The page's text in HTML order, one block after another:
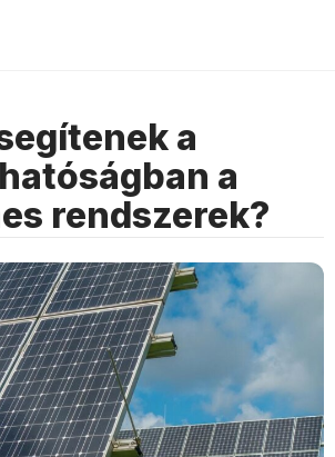
a
a
rendszerek?